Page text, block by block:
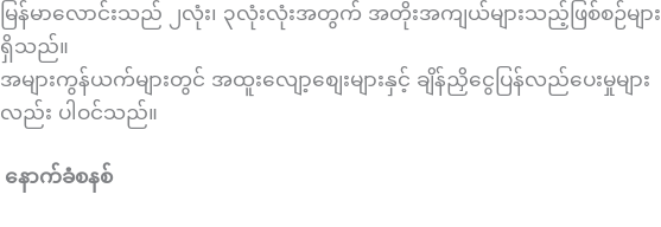
မြန်မာလောင်းသည် ၂လုံး၊ ၃လုံးလုံးအတွက် အတိုးအကျယ်များသည့်ဖြစ်စဉ်များ
ရှိသည်။
အများကွန်ယက်များတွင် အထူးလျော့စျေးများနှင့် ချိန်ညှိငွေပြန်လည်ပေးမှုများ
လည်း ပါဝင်သည်။
နောက်ခံစနစ်